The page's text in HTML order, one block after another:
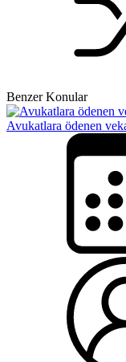
Benzer Konular
Avukatlara ödenen